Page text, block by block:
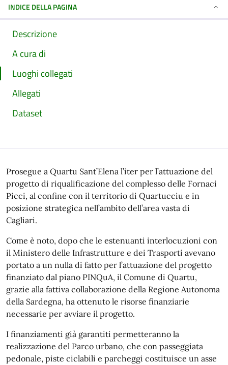
INDICE DELLA PAGINA
Descrizione
A cura di
Luoghi collegati
Allegati
Dataset
Prosegue a Quartu Sant’Elena l’iter per l’attuazione del
progetto di riqualificazione del complesso delle Fornaci
Picci, al confine con il territorio di Quartucciu e in
posizione strategica nell’ambito dell’area vasta di
Cagliari.
Come è noto, dopo che le estenuanti interlocuzioni con
il Ministero delle Infrastrutture e dei Trasporti avevano
portato a un nulla di fatto per l’attuazione del progetto
finanziato dal piano PINQuA, il Comune di Quartu,
grazie alla fattiva collaborazione della Regione Autonoma
della Sardegna, ha ottenuto le risorse finanziarie
necessarie per avviare il progetto.
I finanziamenti già garantiti permetteranno la
realizzazione del Parco urbano, che con passeggiata
pedonale, piste ciclabili e parcheggi costituisce un asse